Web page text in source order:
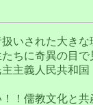
いされた大き
ちに奇異の目
主義人民共和
！儒教文化と